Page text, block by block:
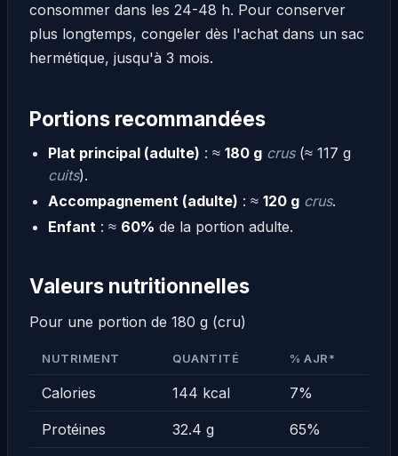
consommer dans les 24-48 h. Pour conserver
plus longtemps, congeler dès l'achat dans un sac
hermétique, jusqu'à 3 mois.
Portions recommandées
Plat principal (adulte) : ≈ 180 g crus(≈ 117 g
cuits).
Accompagnement (adulte) : ≈ 120 g crus.
Enfant: ≈ 60% de la portion adulte.
Valeurs nutritionnelles
Pour une portion de 180 g (cru)
NUTRIMENT QUANTITÉ % AJR*
Calories 144 kcal 7%
Protéines 32.4 g 65%